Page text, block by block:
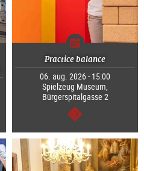
Practice balance
06. aug. 2026 - 15:00
Spielzeug Museum,
Bürgerspitalgasse 2
Tovább